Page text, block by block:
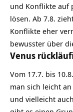
und Konflikte auf
lösen. Ab 7.8.
Konflikte eher
bewusster über
Venus
Vom 17.7. bis
man sich leicht
und vielleicht